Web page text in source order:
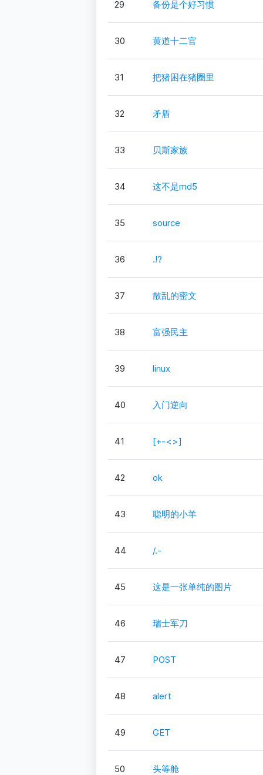
29 备份是个好习惯
30 黄道十二官
31 把猪困在猪圈里
32 矛盾
33 贝斯家族
34 这不是md5
35 source
36 .!?
37 散乱的密文
38 富强民主
39 linux
40 入门逆向
41 [+-<>]
42 ok
43 聪明的小羊
44 /.-
45 这是一张单纯的图片
46 瑞士军刀
47 POST
48 alert
49 GET
50 头等舱